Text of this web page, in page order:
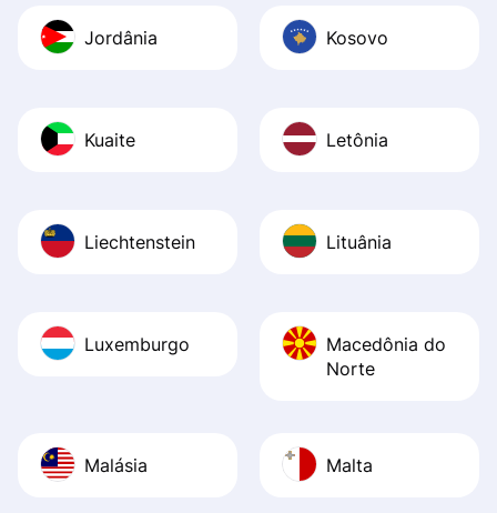
Jordânia Kosovo
Kuaite Letônia
Liechtenstein Lituânia
Luxemburgo
Macedônia do
Norte
Malásia Malta